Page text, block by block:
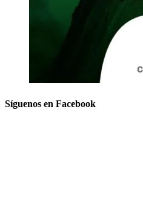
Síguenos en Facebook